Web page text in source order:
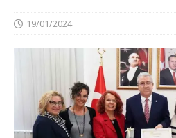
19/01/2024